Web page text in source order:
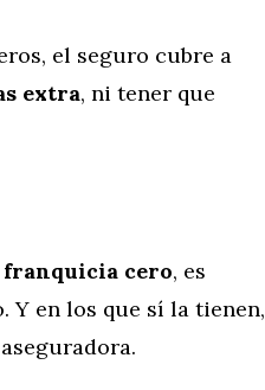
el seguro cubre a
extra, ni tener que
franquicia cero, es
Y en los que sí la tienen,